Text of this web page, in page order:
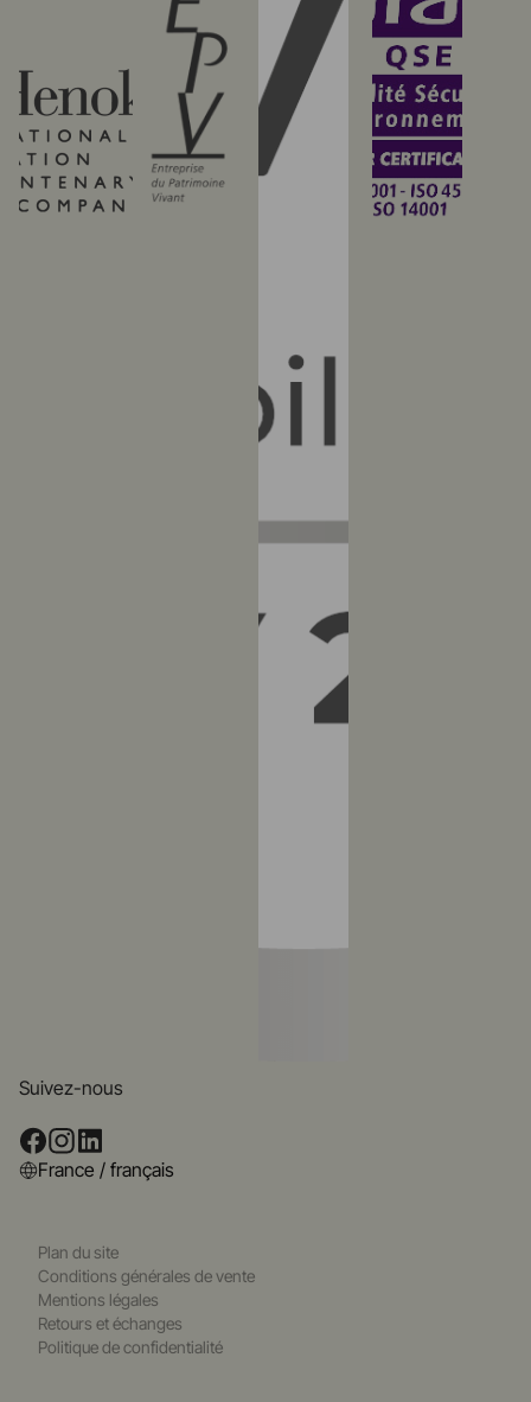
Suivez-nous
France / français
Plan du site
Conditions générales de vente
Mentions légales
Retours et échanges
Politique de confidentialité